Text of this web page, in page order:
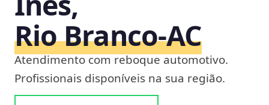
Rio Branco‑AC
Atendimento com reboque automotivo.
Profissionais disponíveis na sua região.